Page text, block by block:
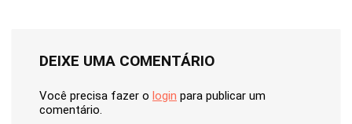
DEIXE UMA COMENTÁRIO
Você precisa fazer o login para publicar um
comentário.